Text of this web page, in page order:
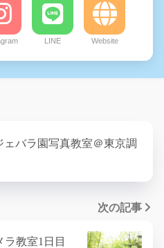
LINE Website
ェバラ園写真教室＠東京調
次の記事
教室1日目